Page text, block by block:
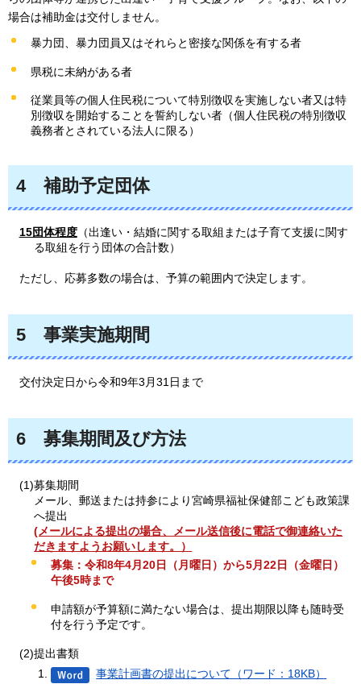
場合は補助金は交付しません。
暴力団、暴力団員又はそれらと密接な関係を有する者
県税に未納がある者
従業員等の個人住民税について特別徴収を実施しない者又は特
別徴収を開始することを誓約しない者（個人住民税の特別徴収
義務者とされている法人に限る）
4 補助予定団体
15団体程度（出逢い・結婚に関する取組または子育て支援に関す
る取組を行う団体の合計数）
ただし 、応募多数の場合は、予算の範囲内で決定します。
5 事業実施期間
交付決定日から令和9年3月31日まで
6 募集期間及び方法
(1)募集期間
メール、郵送または持参により宮崎県福祉保健部こども政策課
へ提出
(メールによる提出の場合、メール送信後に電話で御連絡いた
だきますようお願いします。）
募集：令和8年4月20日（月曜日）から5月22日（金曜日）
午後5時まで
申請額が予算額に満たない場合は、提出期限以降も随時受
付を行う予定です。
(2)提出書類
事業計画書の提出について（ワード：18KB）